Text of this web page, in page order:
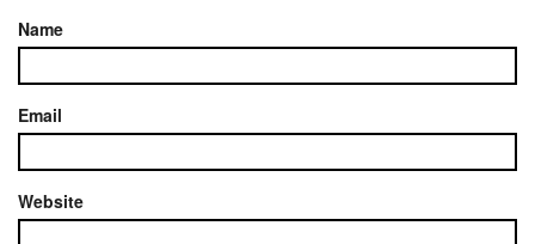
Name
Email
Website